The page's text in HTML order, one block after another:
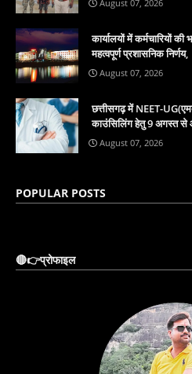
August 07, 2026
कार्यालयों में कर्मचारियों
महत्वपूर्ण प्रशासनिक निर्णय,
August 07, 2026
छत्तीसगढ़ में NEET-
काउंसिलिंग हेतु 9 अगस्त
August 07, 2026
POPULAR POSTS
🔴👉प्रोफाइल